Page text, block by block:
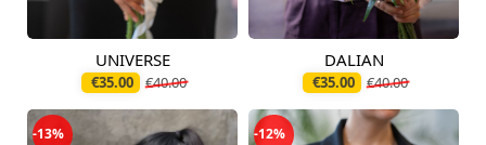
Pieejams šodien
UNIVERSE
€35.00 €40.00
Pieejams šodien
DALIAN
€35.00 €40.00
-13% -12%